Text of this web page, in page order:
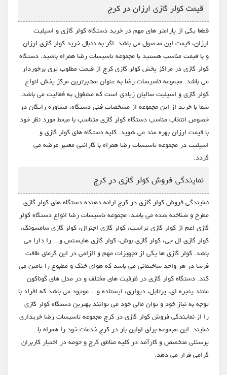
قیمت کولر گازی ارزان در کرج
قطعا یکی از پارامتر های مهم در خرید دستگاه کولر گازی و اسپلیت
ارزان، قیمت این محصول می باشد. اگر به دنبال خرید کولر گازی ارزان
و با قیمت مناسب هستید با مجموعه تاسیسات رضا همراه باشید. دستگاه
کولر گازی در مراکز پخش کولر گازی کرج از قیمت مطلوب تری برخوردار
می باشد. مجموعه تاسیسات رضا به عنوان معتبرترین مرکز پخش انواع
کولر گازی و اسپلیت سالیان زیادی است که مشغول به فعالیت می باشد.
شما با خرید از این مجموعه از مشخصات فنی دستگاه، مشاوره رایگان در
خصوص انتخاب مناسب دستگاه کولر گازی متناسب با میحط مورد نظر خود
با قیمت ارزان بهره مند می شوید. کلیه دستگاه های کولر گازی و
اسپلیت در مجموعه تاسیسات رضا همراه با گارانتی معتبر عرضه می
گردد.
نمایندگی فروش کولر گازی در کرج
نمایندگی فروش کولر گازی در کرج ارائه دهنده دستگاه های کولر گازی
مطرح و شناخته شده می باشد. مجموعه تاسیسات رضا انواع دستگاه کولر
گازی اعم از کولر گازی تراست، کولر گازی اجنرال، کولر گازی سامسونگ،
کولر گازی ال جی، کولر گازی بوش، کولر گازی هایسنس و... را دارا می
باشد. کولر گازی ها یکی از تجهیزات مهم و الزامی در این گرمای طاقت
فرسا در هر واحد ساختمانی می باشد که هوای خنک و مطبوع را تامین می
کند. دستگاه کولر گازی در ظرفیت های مختلف و در مدل های گوناکون
مانند پنجره ای، پرتابل، دیواری، ایستاده و... موجود می باشد که افراد با
توجه به نیاز خود و توان مالی خود می توانند بهترین دستگاه کولر گازی
را از نمایندگی فروش کولر گازی در کرج مجموعه تاسیسات رضا خریداری
نمایند. این مجموعه برای اولین بار در کرج خدمات خود را همراه با
پرسنلی متخصص و کارآمد در کلیه مناطق کرج و حومه در اختیار کاربران
گرامی قرار می دهد.